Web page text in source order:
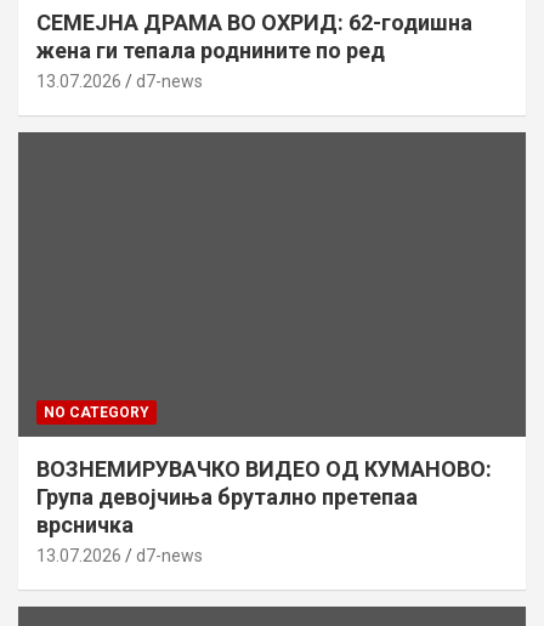
СЕМЕЈНА ДРАМА ВО ОХРИД: 62-годишна
жена ги тепала роднините по ред
13.07.2026 d7-news
NO CATEGORY
ВОЗНЕМИРУВАЧКО ВИДЕО ОД КУМАНОВО:
Група девојчиња брутално претепаа
врсничка
13.07.2026 d7-news